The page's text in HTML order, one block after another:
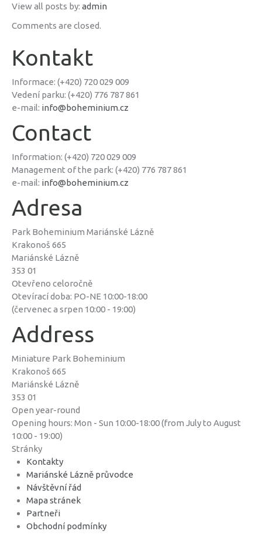
View all posts by: admin
Comments are closed.
Kontakt
Informace: (+420) 720 029 009
Vedení parku: (+420) 776 787 861
e-mail: info@boheminium.cz
Contact
Information: (+420) 720 029 009
Management of the park: (+420) 776 787 861
e-mail: info@boheminium.cz
Adresa
Park Boheminium Mariánské Lázně
Krakonoš 665
Mariánské Lázně
353 01
Otevřeno celoročně
Otevírací doba: PO-NE 10:00-18:00
(červenec a srpen 10:00 - 19:00)
Address
Miniature Park Boheminium
Krakonoš 665
Mariánské Lázně
353 01
Open year-round
Opening hours: Mon - Sun 10:00-18:00 (from July to August
10:00 - 19:00)
Stránky
Kontakty
Mariánské Lázně průvodce
Návštěvní řád
Mapa stránek
Partneři
Obchodní podmínky